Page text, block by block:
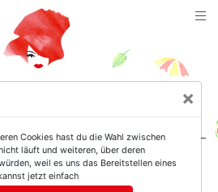
Not Girls.
×
Cookies hast du die Wahl zwischen
läuft und weiteren, über deren
weil es uns das Bereitstellen eines
jetzt einfach